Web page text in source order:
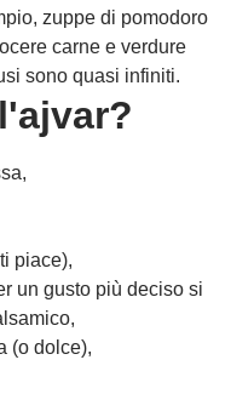
zuppe di pomodoro
carne e verdure
sono quasi infiniti.
piace),
un gusto più deciso si
(o dolce),